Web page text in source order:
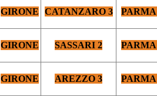
GIRONE CATANZARO 3 PARMA
GIRONE SASSARI 2 PARMA
GIRONE AREZZO 3 PARMA